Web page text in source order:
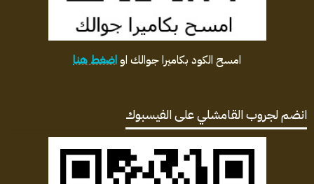
امسح الكود بكاميرا جوالك اواضغط هنا
انضم لجروب القامشلي على الفيسبوك